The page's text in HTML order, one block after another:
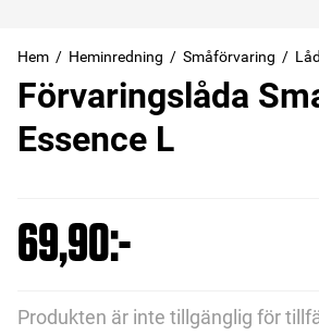
Hem Heminredning Småförvaring
Förvaringslåda
Essence L
69,90:-
Produkten är inte tillgänglig för